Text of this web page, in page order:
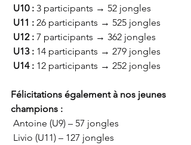
U10 : 3 participants → 52 jongles
U11 : 26 participants → 525 jongles
U12 : 7 participants → 362 jongles
U13 : 14 participants → 279 jongles
U14 : 12 participants → 252 jongles
Félicitations également à nos jeunes
champions :
Antoine (U9) – 57 jongles
Livio (U11) – 127 jongles